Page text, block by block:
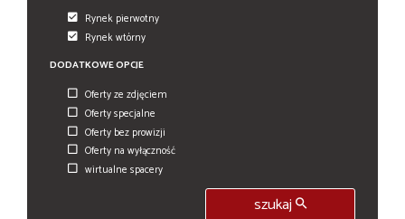
Rynek pierwotny
Rynek wtórny
DODATKOWE OPCJE
Oferty ze zdjęciem
Oferty specjalne
Oferty bez prowizji
Oferty na wyłączność
wirtualne spacery
szukaj